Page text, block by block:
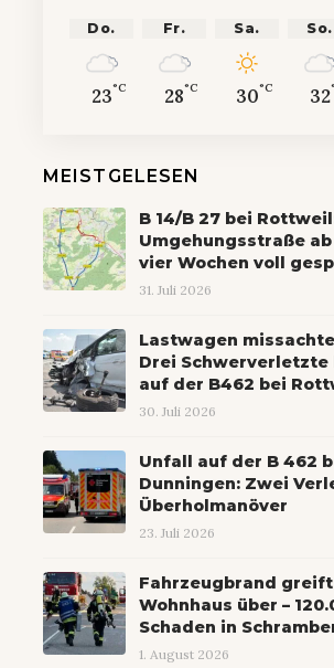
Do.
23°C
Fr.
28°C
Sa.
30°C
So.
32
MEISTGELESEN
B 14/B 27 bei
Umgehungsstraße
vier Wochen voll
31. Juli 2026
Lastwagen
Drei Schwerverletzte
auf der B462 bei
30. Juli 2026
Unfall auf der B 462
Dunningen: Zwei
Überholmanöver
23. Juli 2026
Fahrzeugbrand
Wohnhaus über –
Schaden in
1. August 2026